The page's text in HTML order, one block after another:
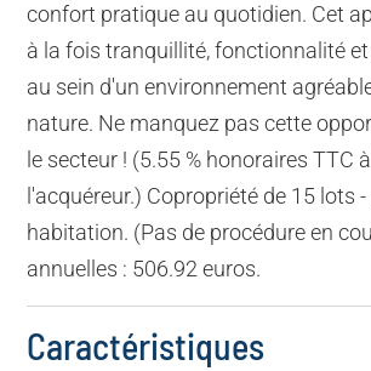
confort pratique au quotidien. Cet
à la fois tranquillité, fonctionnalité
au sein d'un environnement
nature. Ne manquez pas cette
le secteur ! (5.55 % honoraires TTC
l'acquéreur.) Copropriété de 15 lots
habitation. (Pas de procédure en
annuelles : 506.92 euros.
Caractéristiques